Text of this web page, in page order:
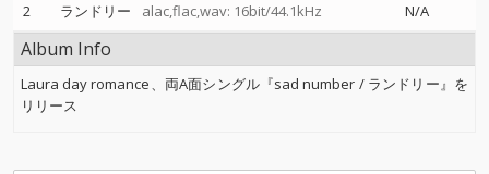
2
ランドリー alac,flac,wav: 16bit/44.1kHz N/A
Album Info
Laura day romance、両A面シングル『sad number / ランドリー』を
リリース